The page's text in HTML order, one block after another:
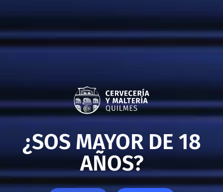
¿SOS MAYOR DE 18
AÑOS?
GASEOSAS